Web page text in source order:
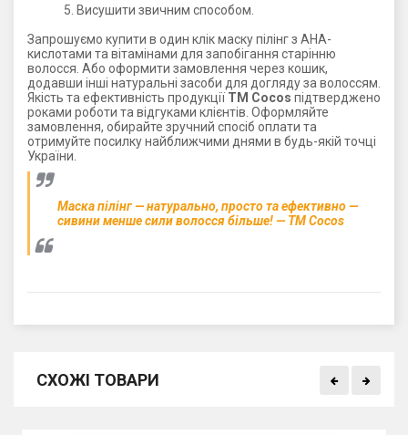
Висушити звичним способом.
Запрошуємо купити в один клік маску пілінг з АНА-
кислотами та вітамінами для запобігання старінню
волосся. Або оформити замовлення через кошик,
додавши інші натуральні засоби для догляду за волоссям.
Якість та ефективність продукції ТМ Cocos підтверджено
роками роботи та відгуками клієнтів. Оформляйте
замовлення, обирайте зручний спосіб оплати та
отримуйте посилку найближчими днями в будь-якій точці
України.
Маска пілінг — натурально, просто та ефективно —
сивини менше сили волосся більше! — ТМ Cocos
СХОЖІ ТОВАРИ